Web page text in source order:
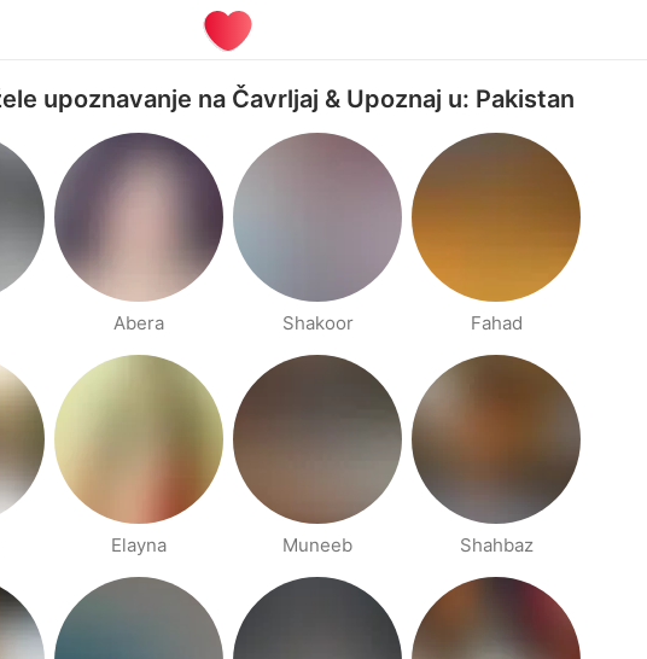
upoznavanje na Čavrljaj & Upoznaj u: Pakistan
Abera Shakoor Fahad
Elayna Muneeb Shahbaz